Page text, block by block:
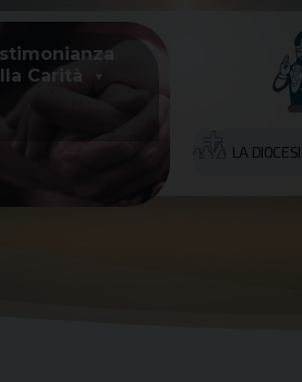
Carità
LA DIOCESI